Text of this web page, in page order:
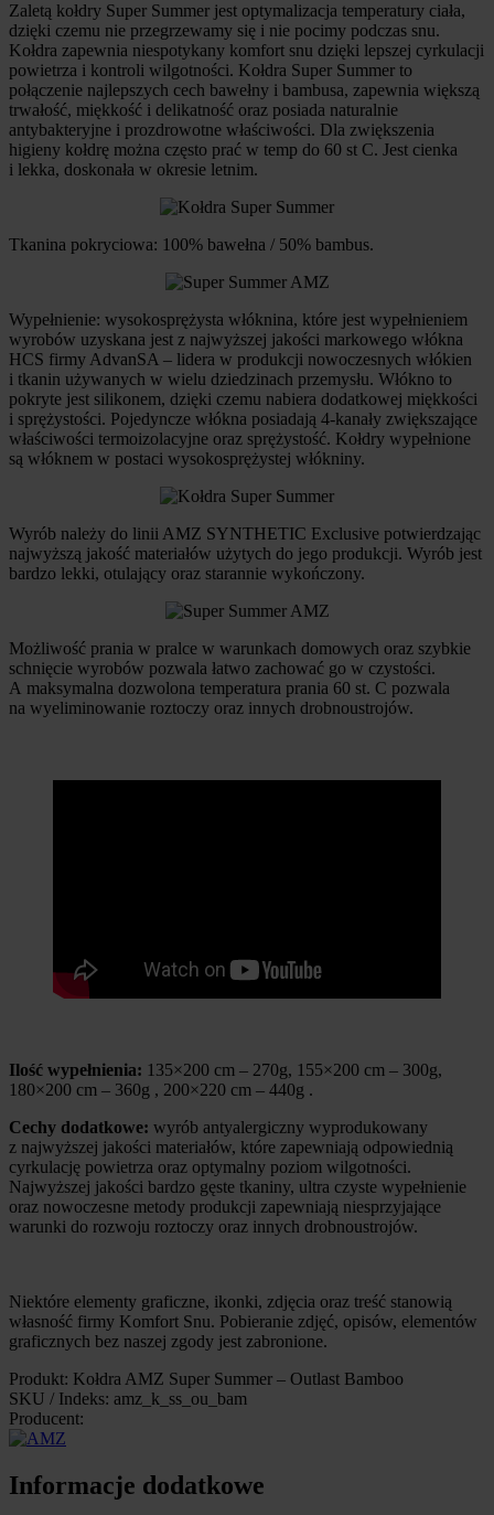
Zaletą kołdry Super Summer jest optymalizacja temperatury ciała,
dzięki czemu nie przegrzewamy się i nie pocimy podczas snu.
Kołdra zapewnia niespotykany komfort snu dzięki lepszej cyrkulacji
powietrza i kontroli wilgotności. Kołdra Super Summer to
połączenie najlepszych cech bawełny i bambusa, zapewnia większą
trwałość, miękkość i delikatność oraz posiada naturalnie
antybakteryjne i prozdrowotne właściwości. Dla zwiększenia
higieny kołdrę można często prać w temp do 60 st C. Jest cienka
i lekka, doskonała w okresie letnim.
Tkanina pokryciowa: 100% bawełna / 50% bambus.
Wypełnienie: wysokosprężysta włóknina, które jest wypełnieniem
wyrobów uzyskana jest z najwyższej jakości markowego włókna
HCS firmy AdvanSA – lidera w produkcji nowoczesnych włókien
i tkanin używanych w wielu dziedzinach przemysłu. Włókno to
pokryte jest silikonem, dzięki czemu nabiera dodatkowej miękkości
i sprężystości. Pojedyncze włókna posiadają 4-kanały zwiększające
właściwości termoizolacyjne oraz sprężystość. Kołdry wypełnione
są włóknem w postaci wysokosprężystej włókniny.
Wyrób należy do linii AMZ SYNTHETIC Exclusive potwierdzając
najwyższą jakość materiałów użytych do jego produkcji. Wyrób jest
bardzo lekki, otulający oraz starannie wykończony.
Możliwość prania w pralce w warunkach domowych oraz szybkie
schnięcie wyrobów pozwala łatwo zachować go w czystości.
A maksymalna dozwolona temperatura prania 60 st. C pozwala
na wyeliminowanie roztoczy oraz innych drobnoustrojów.
Ilość wypełnienia: 135×200 cm – 270g, 155×200 cm – 300g,
180×200 cm – 360g , 200×220 cm – 440g .
Cechy dodatkowe: wyrób antyalergiczny wyprodukowany
z najwyższej jakości materiałów, które zapewniają odpowiednią
cyrkulację powietrza oraz optymalny poziom wilgotności.
Najwyższej jakości bardzo gęste tkaniny, ultra czyste wypełnienie
oraz nowoczesne metody produkcji zapewniają niesprzyjające
warunki do rozwoju roztoczy oraz innych drobnoustrojów.
Niektóre elementy graficzne, ikonki, zdjęcia oraz treść stanowią
własność firmy Komfort Snu. Pobieranie zdjęć, opisów, elementów
graficznych bez naszej zgody jest zabronione.
Produkt: Kołdra AMZ Super Summer – Outlast Bamboo
SKU / Indeks: amz_k_ss_ou_bam
Producent:
Informacje dodatkowe